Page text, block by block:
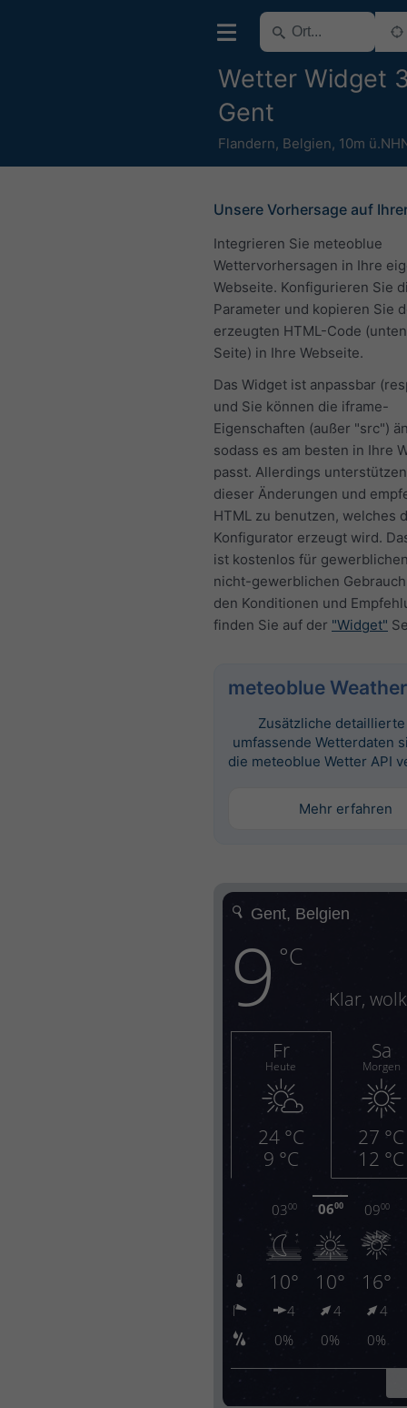
Wetter Widget
Gent
Flandern, Belgien, 10m
Unsere Vorhersage auf
Integrieren Sie meteoblue
Wettervorhersagen in Ihre
Webseite. Konfigurieren Sie
Parameter und kopieren Sie
erzeugten HTML-Code
Seite) in Ihre Webseite.
Das Widget ist anpassbar
und Sie können die iframe-
Eigenschaften (außer "src")
sodass es am besten in Ihre
passt. Allerdings
dieser Änderungen und
HTML zu benutzen, welches
Konfigurator erzeugt wird.
ist kostenlos für
nicht-gewerblichen
den Konditionen und
finden Sie auf der "Widget"
meteoblue
Zusätzliche
umfassende Wetterdaten
die meteoblue Wetter API
Mehr erfahren